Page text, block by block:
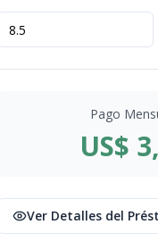
Pago
US$
Ver Detalles del